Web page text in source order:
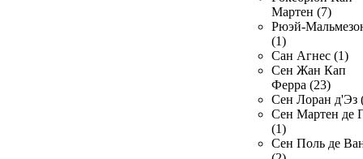
Мартен (7)
Рюэй-
(1)
Сан Агнес (1)
Сен Жан Кап
Ферра (23)
Сен Лоран д'Эз
Сен Мартен де
(1)
Сен Поль де